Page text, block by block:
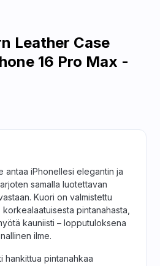
Leather Case
16 Pro Max -
antaa iPhonellesi elegantin ja
samalla luotettavan
Kuori on valmistettu
pintanahasta,
kauniisti – lopputuloksena
ilme.
hankittua pintanahkaa